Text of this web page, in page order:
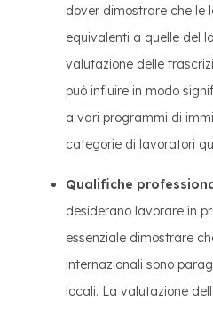
dover dimostrare che le
equivalenti a quelle del
valutazione delle
può influire in modo
a vari programmi di
categorie di lavoratori
Qualifiche
desiderano lavorare in
essenziale dimostrare
internazionali sono
locali. La valutazione